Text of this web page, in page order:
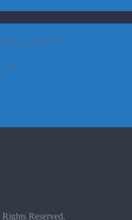
ロジックツリー
ト
Reserved.